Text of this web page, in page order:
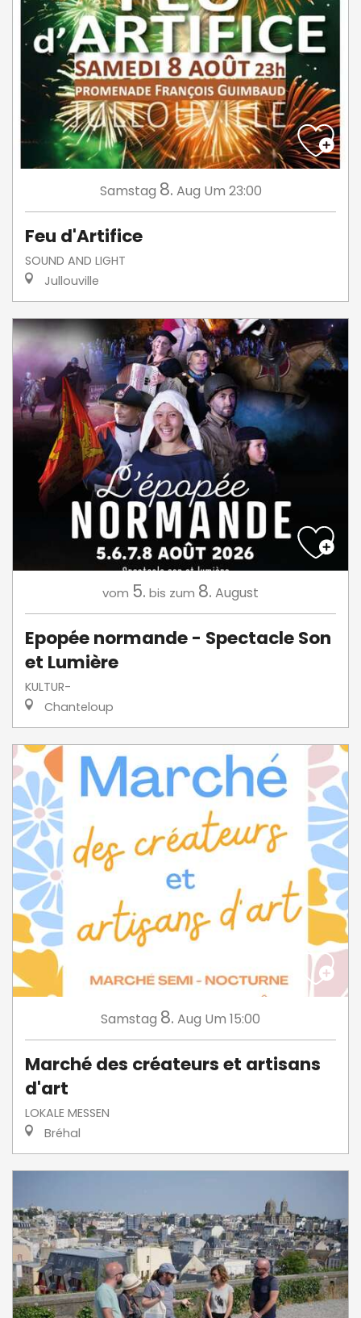
Samstag 8. Aug Um 23:00
Feu d'Artifice
SOUND AND LIGHT
Jullouville
vom 5. bis zum 8. August
Epopée normande - Spectacle Son
et Lumière
KULTUR-
Chanteloup
Samstag 8. Aug Um 15:00
Marché des créateurs et artisans
d'art
LOKALE MESSEN
Bréhal